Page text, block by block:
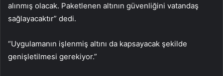
alınmış olacak. Paketlenen altının güvenliğini vatandaş
sağlayacaktır” dedi.
“Uygulamanın işlenmiş altını da kapsayacak şekilde
genişletilmesi gerekiyor.”